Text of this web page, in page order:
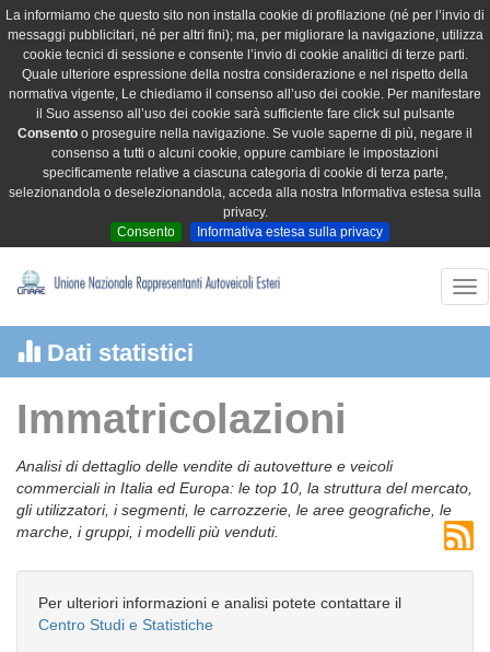
La informiamo che questo sito non installa cookie di profilazione (né per l’invio di
messaggi pubblicitari, né per altri fini); ma, per migliorare la navigazione, utilizza
cookie tecnici di sessione e consente l’invio di cookie analitici di terze parti.
Quale ulteriore espressione della nostra considerazione e nel rispetto della
normativa vigente, Le chiediamo il consenso all’uso dei cookie. Per manifestare
il Suo assenso all’uso dei cookie sarà sufficiente fare click sul pulsante
Consento o proseguire nella navigazione. Se vuole saperne di più, negare il
consenso a tutti o alcuni cookie, oppure cambiare le impostazioni
specificamente relative a ciascuna categoria di cookie di terza parte,
selezionandola o deselezionandola, acceda alla nostra Informativa estesa sulla
privacy.
Consento
Informativa estesa sulla privacy
Dati statistici
Immatricolazioni
Analisi di dettaglio delle vendite di autovetture e veicoli
commerciali in Italia ed Europa: le top 10, la struttura del mercato,
gli utilizzatori, i segmenti, le carrozzerie, le aree geografiche, le
marche, i gruppi, i modelli più venduti.
Per ulteriori informazioni e analisi potete contattare il
Centro Studi e Statistiche